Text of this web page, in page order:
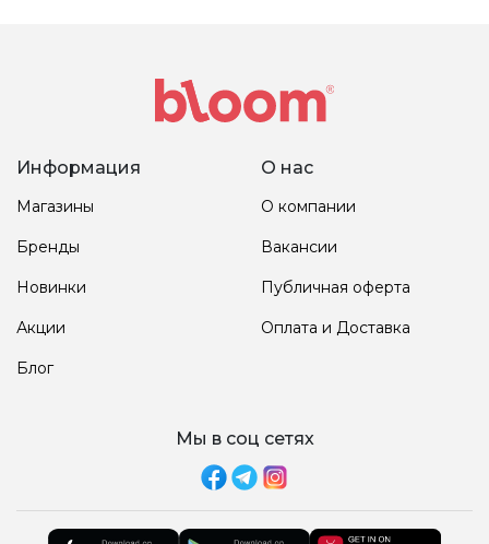
Информация
Магазины
Бренды
Новинки
Акции
Блог
О нас
О компании
Вакансии
Публичная оферта
Оплата и Доставка
Мы в соц сетях